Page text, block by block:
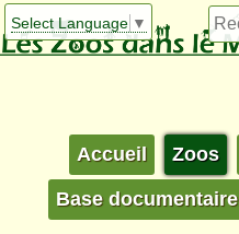
Select Language ▼
Accueil Zoos
Base documentaire